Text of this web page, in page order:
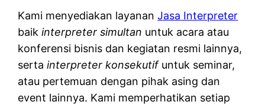
Kami menyediakan layananJasa Interpreter
baikinterpreter simultan untuk acara atau
konferensi bisnis dan kegiatan resmi lainnya,
sertainterpreter konsekutifuntuk seminar,
atau pertemuan dengan pihak asing dan
event lainnya. Kami memperhatikan setiap